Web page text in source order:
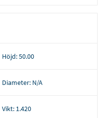
Höjd:50.00
Diameter: N/A
Vikt: 1.420